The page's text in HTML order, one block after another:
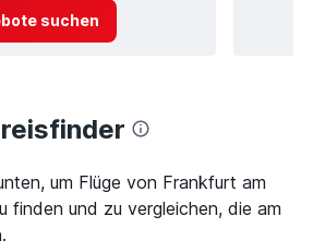
suchen
um Flüge von Frankfurt am
finden und zu vergleichen, die am